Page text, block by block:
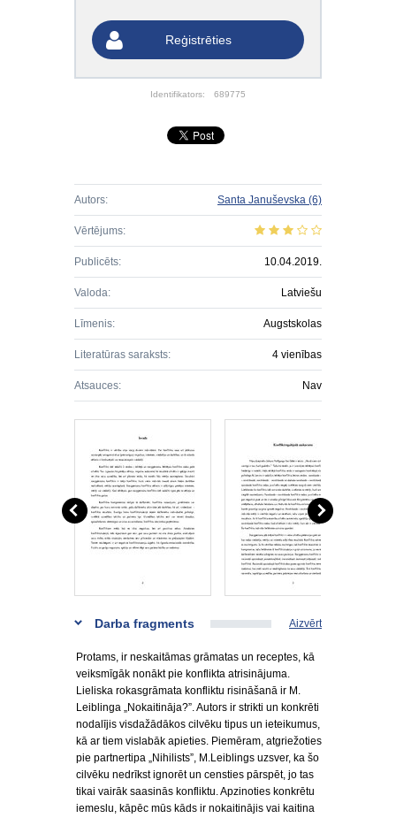
Reģistrēties
Identifikators: 689775
Autors: Santa Januševska (6)
Vērtējums:
Publicēts: 10.04.2019.
Valoda: Latviešu
Līmenis: Augstskolas
Literatūras saraksts: 4 vienības
Atsauces: Nav
Darba fragments Aizvērt
Protams, ir neskaitāmas grāmatas un receptes, kā
veiksmīgāk nonākt pie konflikta atrisinājuma.
Lieliska rokasgrāmata konfliktu risināšanā ir M.
Leiblinga „Nokaitināja?”. Autors ir strikti un konkrēti
nodalījis visdažādākos cilvēku tipus un ieteikumus,
kā ar tiem vislabāk apieties. Piemēram, atgriežoties
pie partnertipa „Nihilists”, M.Leiblings uzsver, ka šo
cilvēku nedrīkst ignorēt un censties pārspēt, jo tas
tikai vairāk saasinās konfliktu. Apzinoties konkrētu
iemeslu, kāpēc mūs kāds ir nokaitinājis vai kaitina